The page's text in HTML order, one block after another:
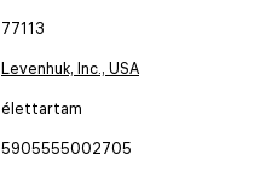
77113
Levenhuk, Inc., USA
élettartam
5905555002705